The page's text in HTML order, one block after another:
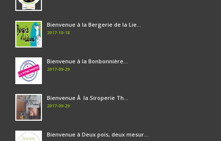
Bienvenue à la Bergerie de la Lie...
2017-10-18
Bienvenue à la Bonbonnière...
2017-09-29
Bienvenue Ã la Siroperie Th...
2017-09-29
Bienvenue à Deux pois, deux mesur...